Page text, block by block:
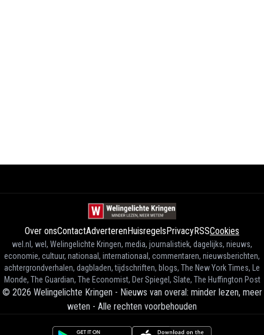
Over onsContactAdverterenHuisregels PrivacyRSSCookies
wel.nl, wel, Welingelichte Kringen, media, journalistiek, dagelijks, nieuws,
economie, cultuur, nationaal, internationaal, commentaren, nieuwsberichten,
achtergrondverhalen, dagbladen, tijdschriften, blogs, The New York Times, Le
Monde, The Guardian, The Economist, Der Spiegel, Slate, The Huffington Post
© 2026 Welingelichte Kringen - Nieuws van overal: minder lezen, meer
weten - Alle rechten voorbehouden